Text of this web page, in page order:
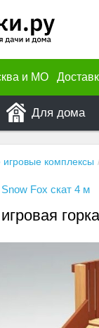
и МО
Для дома
комплексы
Fox скат 4 м